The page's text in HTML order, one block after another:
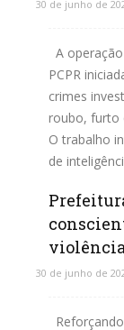
30 de junho de
A
PCPR
crimes
roubo, furto
O trabalho
de
Leia mais
violência
30 de junho de